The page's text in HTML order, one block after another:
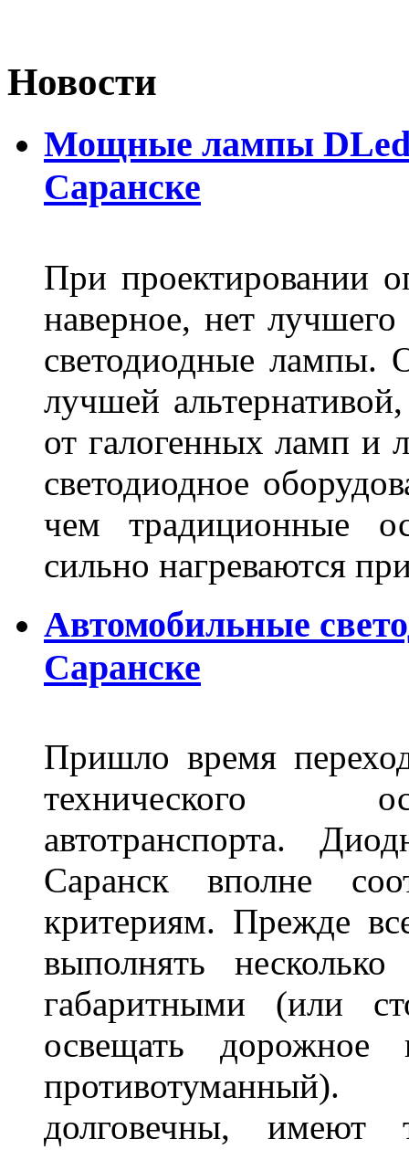
Новости
Мощные лампы DLed
Саранске
При проектировании
наверное, нет
светодиодные лампы.
лучшей
от галогенных ламп и
светодиодное
чем традиционные
сильно нагреваются
Автомобильные
Саранске
Пришло время
технического
автотранспорта.
Саранск вполне
критериям. Прежде
выполнять
габаритными (или
освещать
долговечны, имеют